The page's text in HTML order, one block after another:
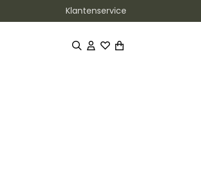
Klantenservice